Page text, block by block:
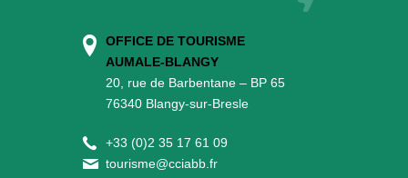
OFFICE DE TOURISME
AUMALE-BLANGY
20, rue de Barbentane – BP 65
76340 Blangy-sur-Bresle
+33 (0)2 35 17 61 09
tourisme@cciabb.fr